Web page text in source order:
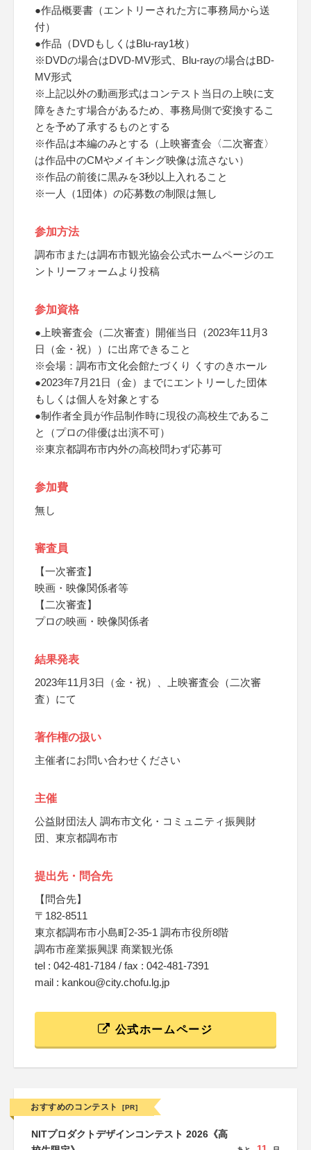
●作品概要書（エントリーされた方に事務局から送
付）
●作品（DVDもしくはBlu-ray1枚）
※DVDの場合はDVD-MV形式、Blu-rayの場合はBD-
MV形式
※上記以外の動画形式はコンテスト当日の上映に支
障をきたす場合があるため、事務局側で変換するこ
とを予め了承するものとする
※作品は本編のみとする（上映審査会〈二次審査〉
は作品中のCMやメイキング映像は流さない）
※作品の前後に黒みを3秒以上入れること
※一人（1団体）の応募数の制限は無し
参加方法
調布市または調布市観光協会公式ホームページのエ
ントリーフォームより投稿
参加資格
●上映審査会（二次審査）開催当日（2023年11月3
日（金・祝））に出席できること
※会場：調布市文化会館たづくり くすのきホール
●2023年7月21日（金）までにエントリーした団体
もしくは個人を対象とする
●制作者全員が作品制作時に現役の高校生であるこ
と（プロの俳優は出演不可）
※東京都調布市内外の高校問わず応募可
参加費
無し
審査員
【一次審査】
映画・映像関係者等
【二次審査】
プロの映画・映像関係者
結果発表
2023年11月3日（金・祝）、上映審査会（二次審
査）にて
著作権の扱い
主催者にお問い合わせください
主催
公益財団法人 調布市文化・コミュニティ振興財
団、東京都調布市
提出先・問合先
【問合先】
〒182-8511
東京都調布市小島町2-35-1 調布市役所8階
調布市産業振興課 商業観光係
tel : 042-481-7184 / fax : 042-481-7391
mail : kankou@city.chofu.lg.jp
公式ホームページ
おすすめのコンテスト [PR]
NITプロダクトデザインコンテスト 2026《高